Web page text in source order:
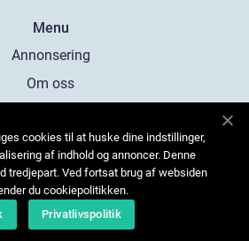
Menu
Annonsering
Om oss
Kontakta oss
Sitemap
cookies til at huske dine indstillinger,
af indhold og annoncer. Denne
tredjepart. Ved fortsat brug af websiden
du cookiepolitikken.
Privatlivspolitik